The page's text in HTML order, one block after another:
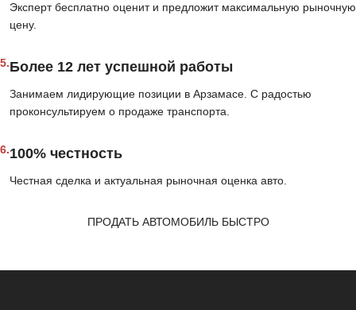
Эксперт бесплатно оценит и предложит максимальную рыночную
цену.
5.Более 12 лет успешной работы
Занимаем лидирующие позиции в Арзамасе. С радостью
проконсультируем о продаже транспорта.
6.100% честность
Честная сделка и актуальная рыночная оценка авто.
ПРОДАТЬ АВТОМОБИЛЬ БЫСТРО